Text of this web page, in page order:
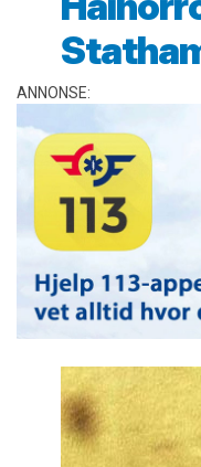
ANNONSE: